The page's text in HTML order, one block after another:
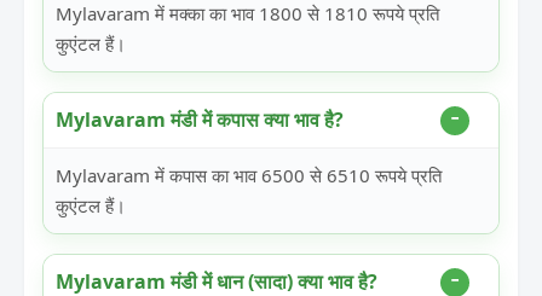
Mylavaram में मक्का का भाव 1800 से 1810 रूपये प्रति
कुएंटल हैं।
Mylavaram मंडी में कपास क्या भाव है?
Mylavaram में कपास का भाव 6500 से 6510 रूपये प्रति
कुएंटल हैं।
Mylavaram मंडी में धान (सादा) क्या भाव है?